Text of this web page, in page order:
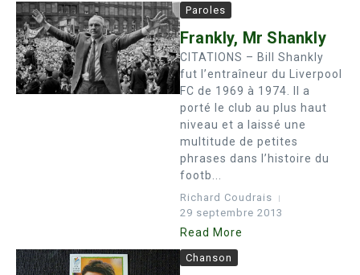
Paroles
Frankly, Mr Shankly
CITATIONS – Bill Shankly
fut l’entraîneur du Liverpool
FC de 1969 à 1974. Il a
porté le club au plus haut
niveau et a laissé une
multitude de petites
phrases dans l’histoire du
footb...
Richard Coudrais
29 septembre 2013
Read More
Chanson